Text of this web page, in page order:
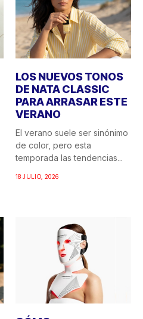
LOS NUEVOS TONOS
DE NATA CLASSIC
PARA ARRASAR ESTE
VERANO
El verano suele ser sinónimo
de color, pero esta
temporada las tendencias...
18 JULIO, 2026